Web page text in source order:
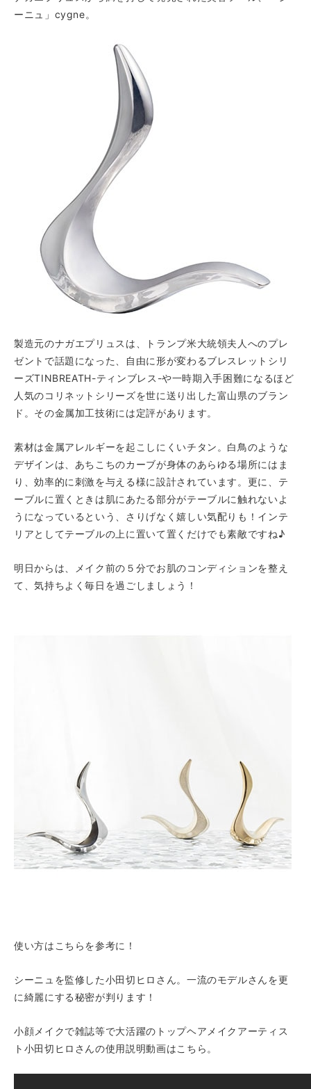
ーニュ」cygne。
製造元のナガエプリュスは、トランプ米大統領夫人へのプレ
ゼントで話題になった、自由に形が変わるブレスレットシリ
ーズTINBREATH-ティンブレス -や一時期入手困難になるほど
人気のコリネット シリーズを世に送り出した富山県のブラン
ド。その金属加工技術には定評があります。
素材は金属アレルギーを起こしにくいチタン 。白鳥のような
デザインは、あちこちのカーブが身体のあらゆる場所にはま
り、効率的に刺激を与える様に設計されています。更に、テ
ーブルに置くときは肌にあたる部分がテーブルに触れないよ
うになっているという、さりげなく嬉しい気配りも！インテ
リアとしてテーブルの上に置いて置くだけでも素敵ですね♪
明日からは、メイク前の５分でお肌のコンディションを整え
て、気持ちよく毎日を過ごしましょう！
使い方はこちらを参考に！
シーニュを監修した小田切ヒロさん。一流のモデルさんを更
に綺麗にする秘密が判ります！
小顔メイクで雑誌等で大活躍のトップヘアメイクアーティス
ト小田切ヒロさんの使用説明動画はこちら。